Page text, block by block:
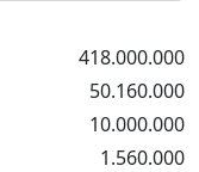
418.000.000
50.160.000
10.000.000
1.560.000